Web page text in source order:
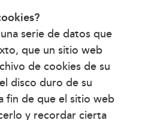
serie de datos que
que un sitio web
de cookies de su
disco duro de su
fin de que el sitio web
y recordar cierta